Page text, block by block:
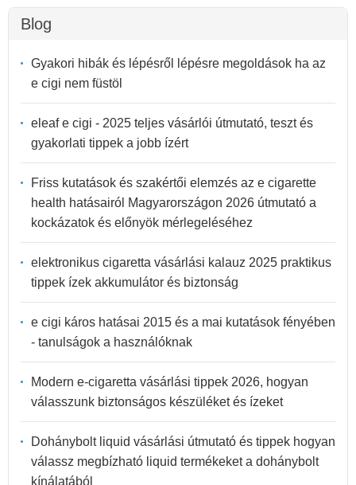
Blog
Gyakori hibák és lépésről lépésre megoldások ha az
e cigi nem füstöl
eleaf e cigi - 2025 teljes vásárlói útmutató, teszt és
gyakorlati tippek a jobb ízért
Friss kutatások és szakértői elemzés az e cigarette
health hatásairól Magyarországon 2026 útmutató a
kockázatok és előnyök mérlegeléséhez
elektronikus cigaretta vásárlási kalauz 2025 praktikus
tippek ízek akkumulátor és biztonság
e cigi káros hatásai 2015 és a mai kutatások fényében
- tanulságok a használóknak
Modern e-cigaretta vásárlási tippek 2026, hogyan
válasszunk biztonságos készüléket és ízeket
Dohánybolt liquid vásárlási útmutató és tippek hogyan
válassz megbízható liquid termékeket a dohánybolt
kínálatából